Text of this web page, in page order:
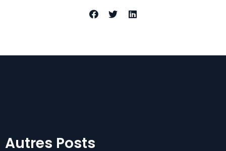
Autres Posts